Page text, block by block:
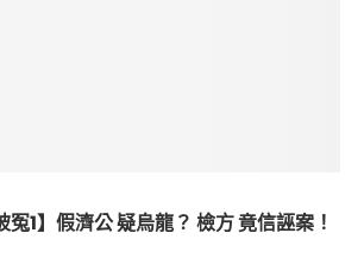
冤1】假濟公 疑烏龍？ 檢方 竟信誣案！